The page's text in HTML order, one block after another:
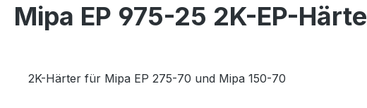
Mipa EP 975-25 2K-EP-
2K-Härter für Mipa EP 275-70 und Mipa 150-70